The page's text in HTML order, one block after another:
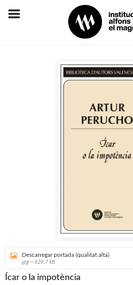
Descarregar portada (qualitat alta)
jpg ~ 629.7 kB
Ícar o la impotència